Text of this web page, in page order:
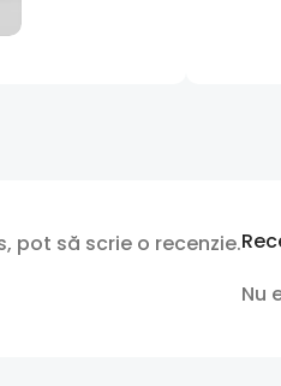
Nu
pot să scrie o recenzie.